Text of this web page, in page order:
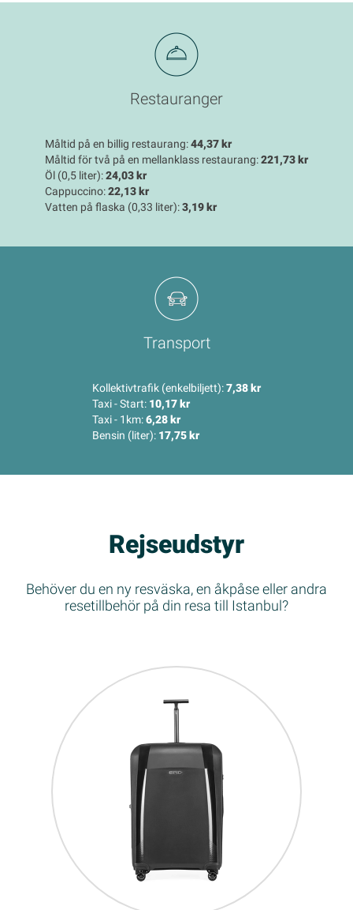
Restauranger
Måltid på en billig restaurang:44,37 kr
Måltid för två på en mellanklass restaurang:221,73 kr
Öl (0,5 liter):24,03 kr
Cappuccino:22,13 kr
Vatten på flaska (0,33 liter):3,19 kr
Transport
Kollektivtrafik (enkelbiljett):7,38 kr
Taxi - Start: 10,17 kr
Taxi - 1km:6,28 kr
Bensin (liter): 17,75 kr
Rejseudstyr
Behöver du en ny resväska, en åkpåse eller andra
resetillbehör på din resa till Istanbul?